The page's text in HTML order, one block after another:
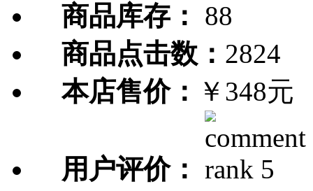
商品库存：
88
商品点击数： 2824
本店售价： ￥348元
用户评价：